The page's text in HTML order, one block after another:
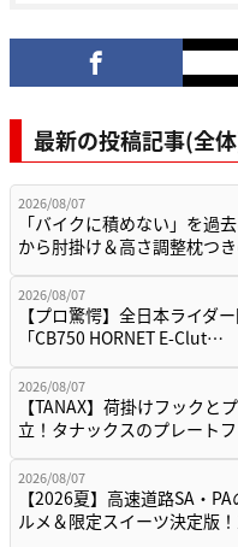
最新の投稿記事(全
2026/08/07
「バイクに積めない」を過
から肘掛け＆高さ調整枕つ
2026/08/07
【プロ驚愕】全日本ライダ
「CB750 HORNET E-Clut…
2026/08/07
【TANAX】荷掛けフックと
立！タナックスのプレート
2026/08/07
【2026夏】高速道路SA・
ルメ＆限定スイーツ決定版